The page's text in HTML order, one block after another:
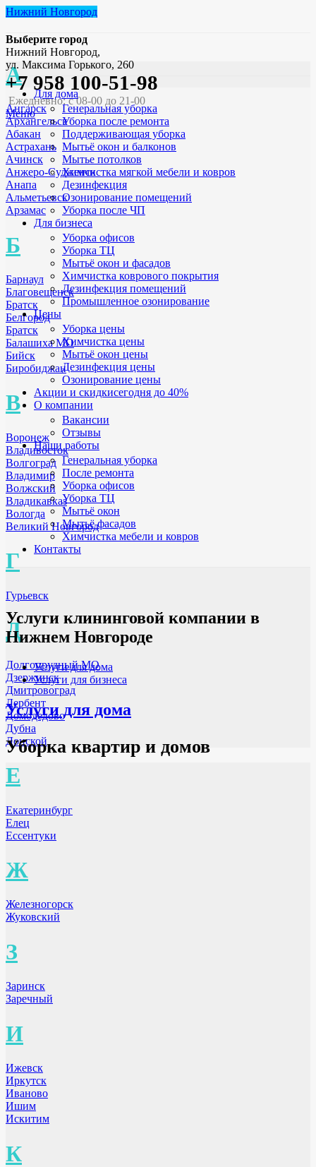
Нижний Новгород
Выберите город
А
Ангарск
Архангельск
Абакан
Астрахань
Ачинск
Анжеро-Судженск
Анапа
Альметьевск
Арзамас
Б
Барнаул
Благовещенск
Братск
Белгород
Братск
Балашиха МО
Бийск
Биробиджан
В
Воронеж
Владивосток
Волгоград
Владимир
Волжский
Владикавказ
Вологда
Великий Новгород
Г
Гурьевск
Д
Долгопрудный МО
Дзержинск
Дмитровоград
Дербент
Домодедово
Дубна
Донской
Е
Екатеринбург
Елец
Ессентуки
Ж
Железногорск
Жуковский
З
Заринск
Заречный
И
Ижевск
Иркутск
Иваново
Ишим
Искитим
К
Нижний Новгород,
ул. Максима Горького, 260
+7 958 100-51-98
Ежедневно: с 08-00 до 21-00
Меню
Для дома
Генеральная уборка
Уборка после ремонта
Поддерживающая уборка
Мытьё окон и балконов
Мытье потолков
Химчистка мягкой мебели и ковров
Дезинфекция
Озонирование помещений
Уборка после ЧП
Для бизнеса
Уборка офисов
Уборка ТЦ
Мытьё окон и фасадов
Химчистка коврового покрытия
Дезинфекция помещений
Промышленное озонирование
Цены
Уборка цены
Химчистка цены
Мытьё окон цены
Дезинфекция цены
Озонирование цены
Акции и скидкисегодня до 40%
О компании
Вакансии
Отзывы
Наши работы
Генеральная уборка
После ремонта
Уборка офисов
Уборка ТЦ
Мытьё окон
Мытьё фасадов
Химчистка мебели и ковров
Контакты
Услуги клининговой компании в
Нижнем Новгороде
Услуги для дома
Услуги для бизнеса
Услуги для дома
Уборка квартир и домов